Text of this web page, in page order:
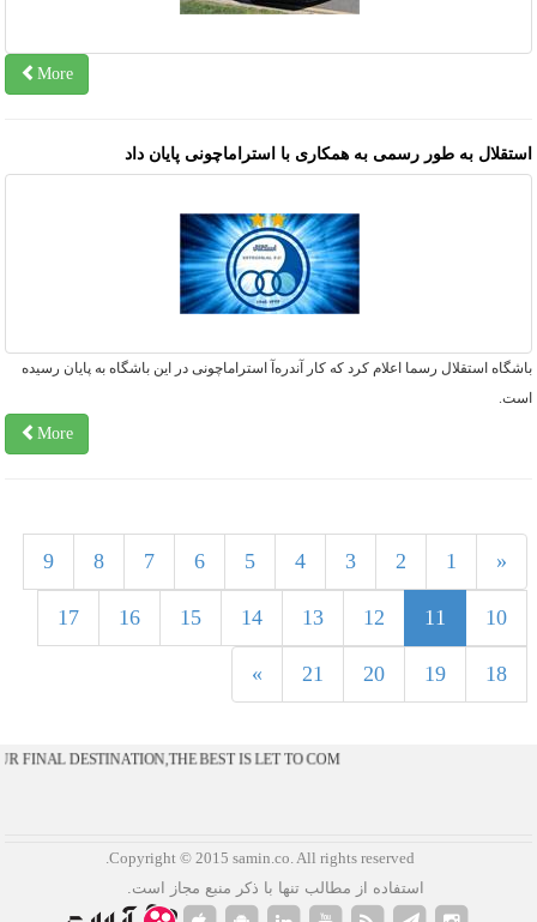
More
به طور رسمی به همکاری با استراماچونی پایان داد
استقلال رسما اعلام کرد که کار آندره‌آ استراماچونی در این باشگاه به پایان رسیده
More
10
11
11
12
13
14
15
16
17
18
19
20
21
FINAL DESTINATION,THE BEST IS LET TO COM
.Copyright © 2015 samin.co. All rights reserved
استفاده از مطالب تنها با ذکر منبع مجاز است.